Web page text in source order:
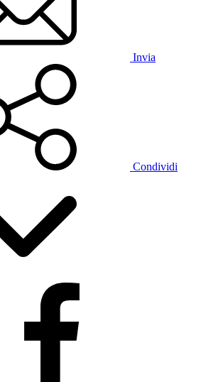
Invia
Condividi